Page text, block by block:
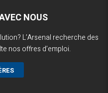
NOUS
L’Arsenal recherche des
nos offres d’emploi.